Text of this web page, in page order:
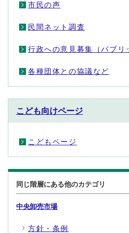
市民の声
民間ネット調査
行政への意見募集（パブリ
各種団体との協議など
こども向けページ
こどもページ
同じ階層にある他のカテゴリ
中央卸売市場
方針・条例